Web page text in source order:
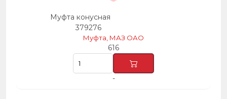
Муфта конусная
379276
Муфта, МАЗ ОАО
616
-